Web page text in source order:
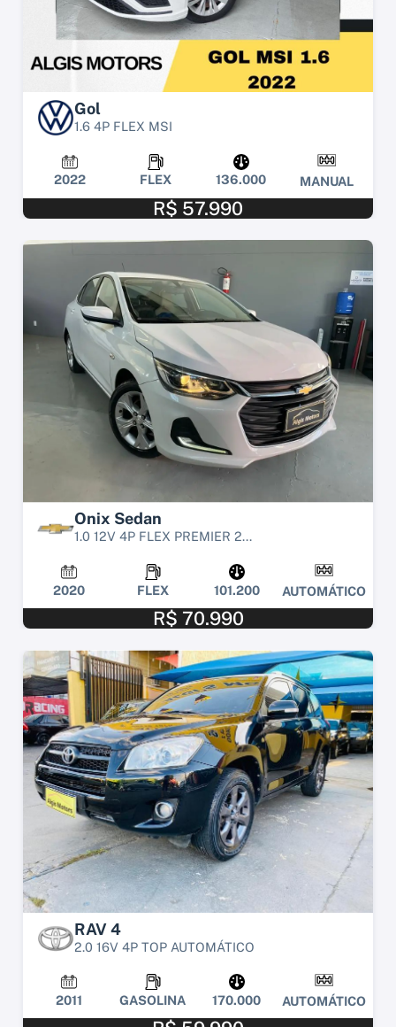
Gol
1.6 4P FLEX MSI
2022 FLEX 136.000 MANUAL
R$ 57.990
Onix Sedan
1.0 12V 4P FLEX PREMIER 2...
2020 FLEX 101.200 AUTOMÁTICO
R$ 70.990
RAV 4
2.0 16V 4P TOP AUTOMÁTICO
2011 GASOLINA 170.000 AUTOMÁTICO